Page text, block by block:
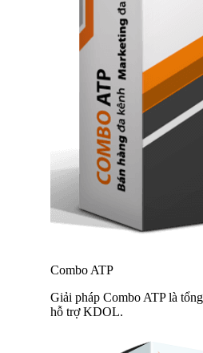
Combo ATP
Giải pháp Combo ATP là
hỗ trợ KDOL.